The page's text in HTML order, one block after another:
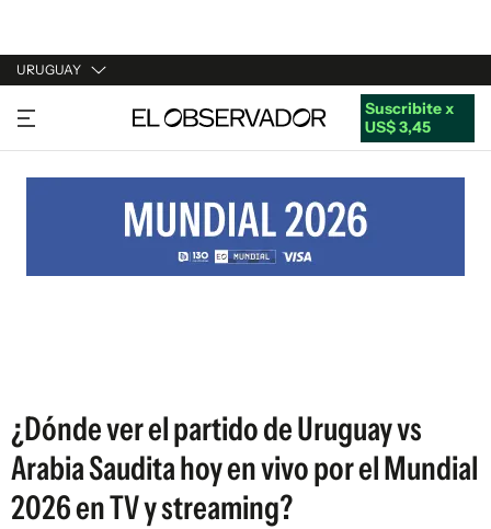
URUGUAY
URUGUAY
ARGENTINA
ESTADOS UNIDOS
Suscribite x
US$ 3,45
¿Dónde ver el partido de Uruguay vs
Arabia Saudita hoy en vivo por el Mundial
2026 en TV y streaming?